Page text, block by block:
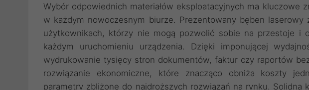
Wybór odpowiednich materiałów eksploatacyjnych ma kluczowe
w każdym nowoczesnym biurze. Prezentowany bęben laserowy
użytkownikach, którzy nie mogą pozwolić sobie na przestoje i
każdym uruchomieniu urządzenia. Dzięki imponującej
wydrukowanie tysięcy stron dokumentów, faktur czy raportów
rozwiązanie ekonomiczne, które znacząco obniża koszty
parametry zbliżone do najdroższych rozwiązań na rynku. Solidna